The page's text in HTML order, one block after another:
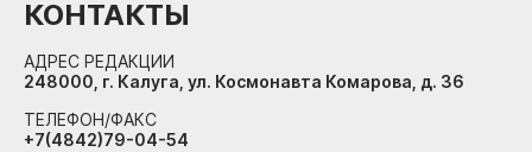
КОНТАКТЫ
АДРЕС РЕДАКЦИИ
248000, г. Калуга, ул. Космонавта Комарова, д. 36
ТЕЛЕФОН/ФАКС
+7(4842)79-04-54